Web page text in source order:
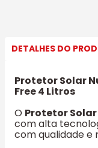
DETALHES DO
Protetor Solar
Free 4 Litros
O Protetor
com alta
com qualidade e